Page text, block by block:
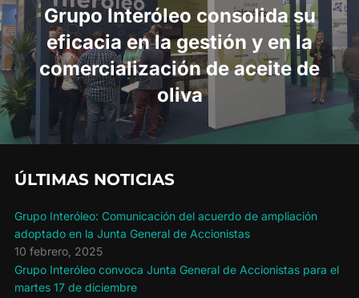
entradas
Grupo Interóleo consolida su
eficacia en la gestión y en la
comercialización de aceite de
oliva
ÚLTIMAS NOTICIAS
Grupo Interóleo: Comunicación del acuerdo de ampliación
adoptado en la Junta General de Accionistas
10 febrero, 2025
Grupo Interóleo convoca Junta General de Accionistas para el
martes 17 de diciembre